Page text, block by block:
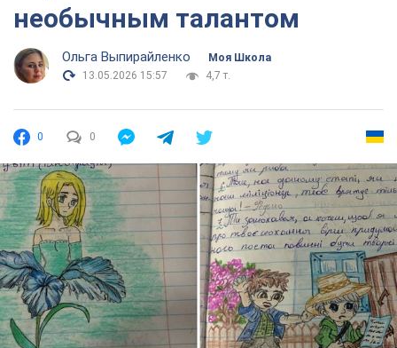
необычным талантом
Ольга Выпирайленко
Моя Школа
13.05.2026 15:57
4,7 т.
0 0